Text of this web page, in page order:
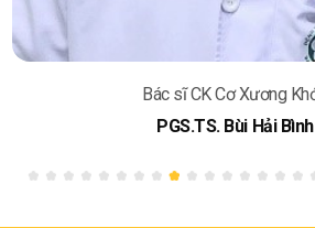
Bác sĩ CK Cơ Xương
PGS.TS. Bùi Hải Bình